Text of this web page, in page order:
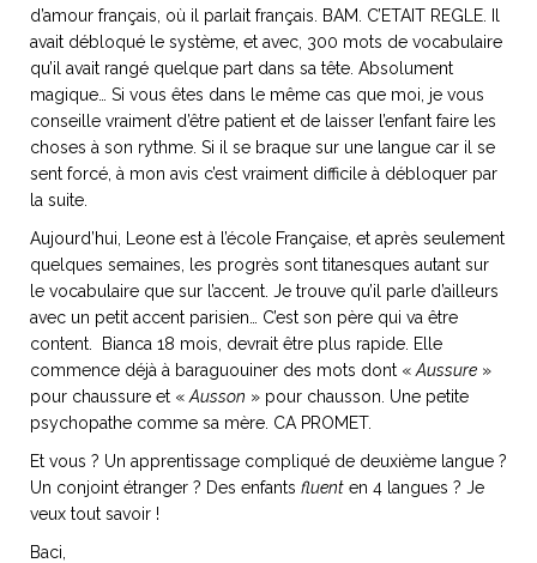
d’amour français, où il parlait français. BAM. C’ETAIT REGLE. Il
avait débloqué le système, et avec, 300 mots de vocabulaire
qu’il avait rangé quelque part dans sa tête. Absolument
magique… Si vous êtes dans le même cas que moi, je vous
conseille vraiment d’être patient et de laisser l’enfant faire les
choses à son rythme. Si il se braque sur une langue car il se
sent forcé, à mon avis c’est vraiment difficile à débloquer par
la suite.
Aujourd’hui, Leone est à l’école Française, et après seulement
quelques semaines, les progrès sont titanesques autant sur
le vocabulaire que sur l’accent. Je trouve qu’il parle d’ailleurs
avec un petit accent parisien… C’est son père qui va être
content. Bianca 18 mois, devrait être plus rapide. Elle
commence déjà à baraguouiner des mots dont « Aussure »
pour chaussure et « Ausson » pour chausson. Une petite
psychopathe comme sa mère. CA PROMET.
Et vous ? Un apprentissage compliqué de deuxième langue ?
Un conjoint étranger ? Des enfants fluent en 4 langues ? Je
veux tout savoir !
Baci,